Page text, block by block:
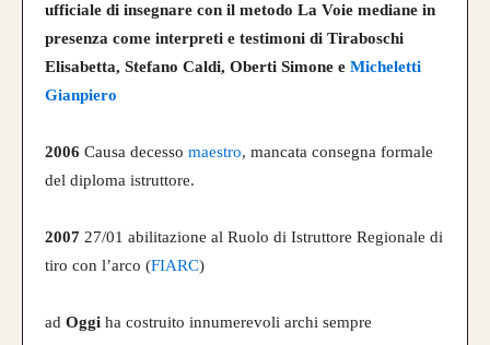
ufficiale di insegnare con il metodo La Voie mediane in
presenza come interpreti e testimoni di Tiraboschi
Elisabetta, Stefano Caldi, Oberti Simone e Micheletti
Gianpiero
2006 Causa decesso maestro, mancata consegna formale
del diploma istruttore.
2007 27/01 abilitazione al Ruolo di Istruttore Regionale di
tiro con l’arco (FIARC)
ad Oggi ha costruito innumerevoli archi sempre